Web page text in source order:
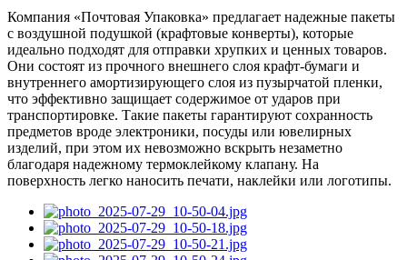
Компания «Почтовая Упаковка» предлагает надежные пакеты
с воздушной подушкой (крафтовые конверты), которые
идеально подходят для отправки хрупких и ценных товаров.
Они состоят из прочного внешнего слоя крафт-бумаги и
внутреннего амортизирующего слоя из пузырчатой пленки,
что эффективно защищает содержимое от ударов при
транспортировке. Такие пакеты гарантируют сохранность
предметов вроде электроники, посуды или ювелирных
изделий, при этом их невозможно вскрыть незаметно
благодаря надежному термоклейкому клапану. На
поверхность легко наносить печати, наклейки или логотипы.